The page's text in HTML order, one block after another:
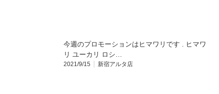
今週のプロモーションはヒマワリです . ヒマワ
リ ユーカリ ロシ…
2021/9/15 新宿アルタ店